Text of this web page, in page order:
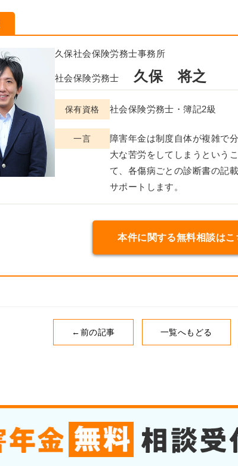
久保社会保険労務士事務所
社会保険労務士 久保 将之
保有資格 社会保険労務士・簿記2級
一言
障害年金は制度自体が複雑で
大な苦労をしてしまうという
て、各傷病ごとの診断書の記
サポートします。
本件に関する無料相談はこ
←前の記事 一覧へもどる